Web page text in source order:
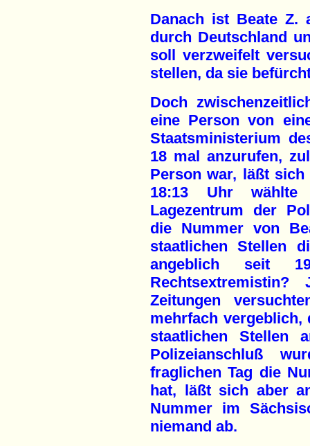
Danach ist Beate Z.
durch Deutschland
soll verzweifelt
stellen, da sie
Doch
eine Person von
Staatsministerium
18 mal anzurufen,
Person war, läßt
18:13 Uhr
Lagezentrum der
die Nummer von
staatlichen Stellen
angeblich seit
Zeitungen
mehrfach vergeblich,
staatlichen Stellen
Polizeianschluß
fraglichen Tag die
hat, läßt sich aber
Nummer im
niemand ab.